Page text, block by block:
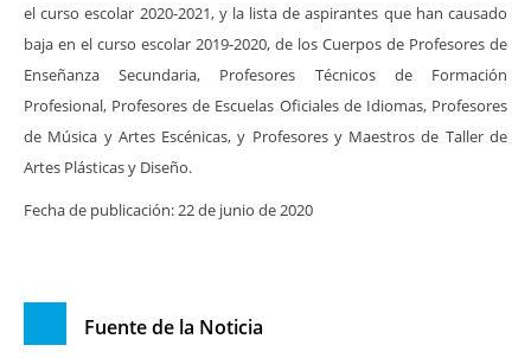
el curso escolar 2020-2021, y la lista de aspirantes que han causado
baja en el curso escolar 2019-2020, de los Cuerpos de Profesores de
Enseñanza Secundaria, Profesores Técnicos de Formación
Profesional, Profesores de Escuelas Oficiales de Idiomas, Profesores
de Música y Artes Escénicas, y Profesores y Maestros de Taller de
Artes Plásticas y Diseño.
Fecha de publicación: 22 de junio de 2020
Fuente de la Noticia